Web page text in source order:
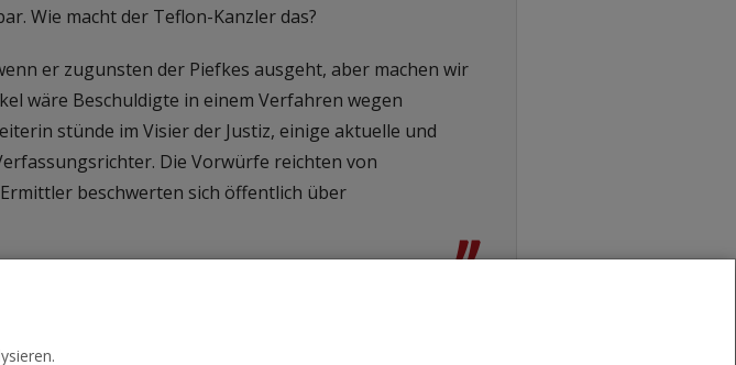
Wie macht der Teflon-Kanzler das?
er zugunsten der Piefkes ausgeht, aber machen wir
wäre Beschuldigte in einem Verfahren wegen
stünde im Visier der Justiz, einige aktuelle und
Die Vorwürfe reichten von
beschwerten sich öffentlich über
”